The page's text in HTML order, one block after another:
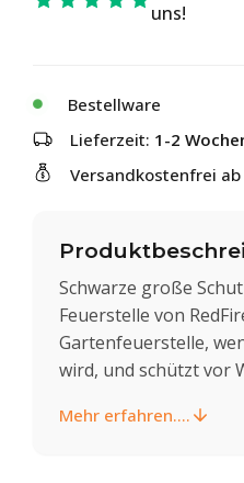
uns!
Bestellware
Lieferzeit: 1-2
Versandkostenfrei ab
Schwarze große
Feuerstelle von
Gartenfeuerstelle,
wird, und schützt vor
Mehr erfahren....